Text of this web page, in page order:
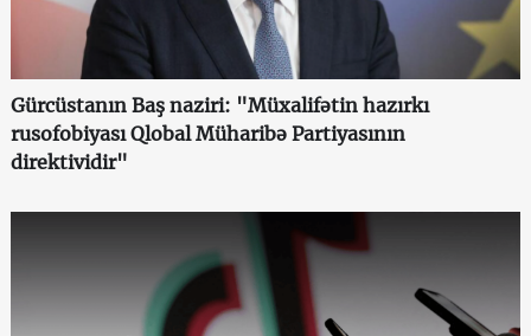
Gürcüstanın Baş naziri: "Müxalifətin hazırkı
rusofobiyası Qlobal Müharibə Partiyasının
direktividir"